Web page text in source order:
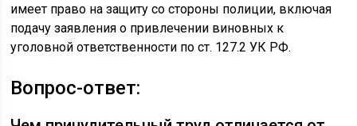
имеет право на защиту со стороны полиции, включая
подачу заявления о привлечении виновных к
уголовной ответственности по ст. 127.2 УК РФ.
Вопрос-ответ: